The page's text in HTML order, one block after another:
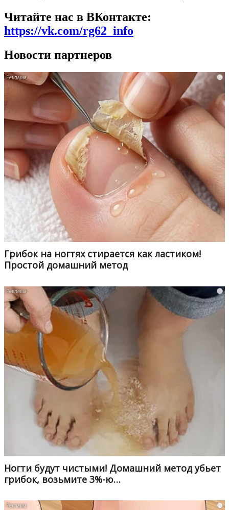
Читайте нас в ВКонтакте:
https://vk.com/rg62_info
Новости партнеров
i
Грибок на ногтях стирается как ластиком!
Простой домашний метод
i
Ногти будут чистыми! Домашний метод убьет
грибок, возьмите 3%-ю…
i